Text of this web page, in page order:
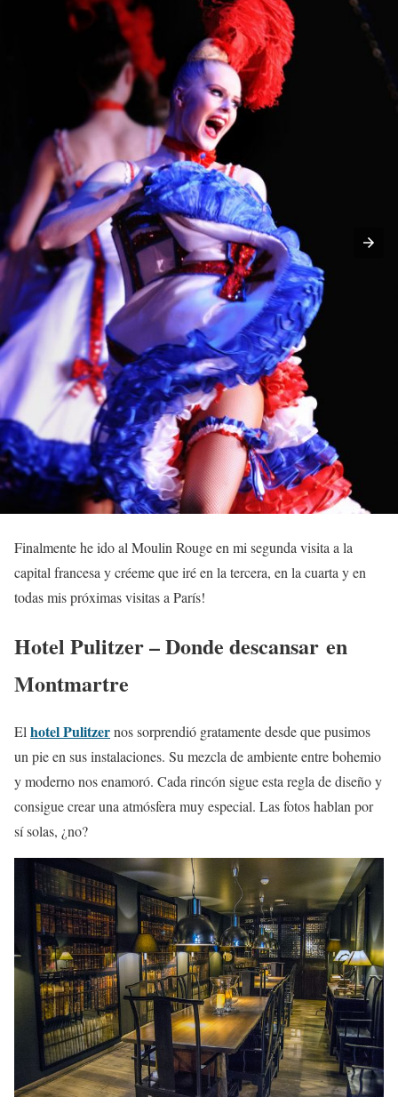
Finalmente he ido al Moulin Rouge en mi segunda visita a la
capital francesa y créeme que iré en la tercera, en la cuarta y en
todas mis próximas visitas a París!
Hotel Pulitzer – Donde descansar en
Montmartre
Elhotel Pulitzernos sorprendió gratamente desde que pusimos
un pie en sus instalaciones. Su mezcla de ambiente entre bohemio
y moderno nos enamoró. Cada rincón sigue esta regla de diseño y
consigue crear una atmósfera muy especial. Las fotos hablan por
sí solas, ¿no?